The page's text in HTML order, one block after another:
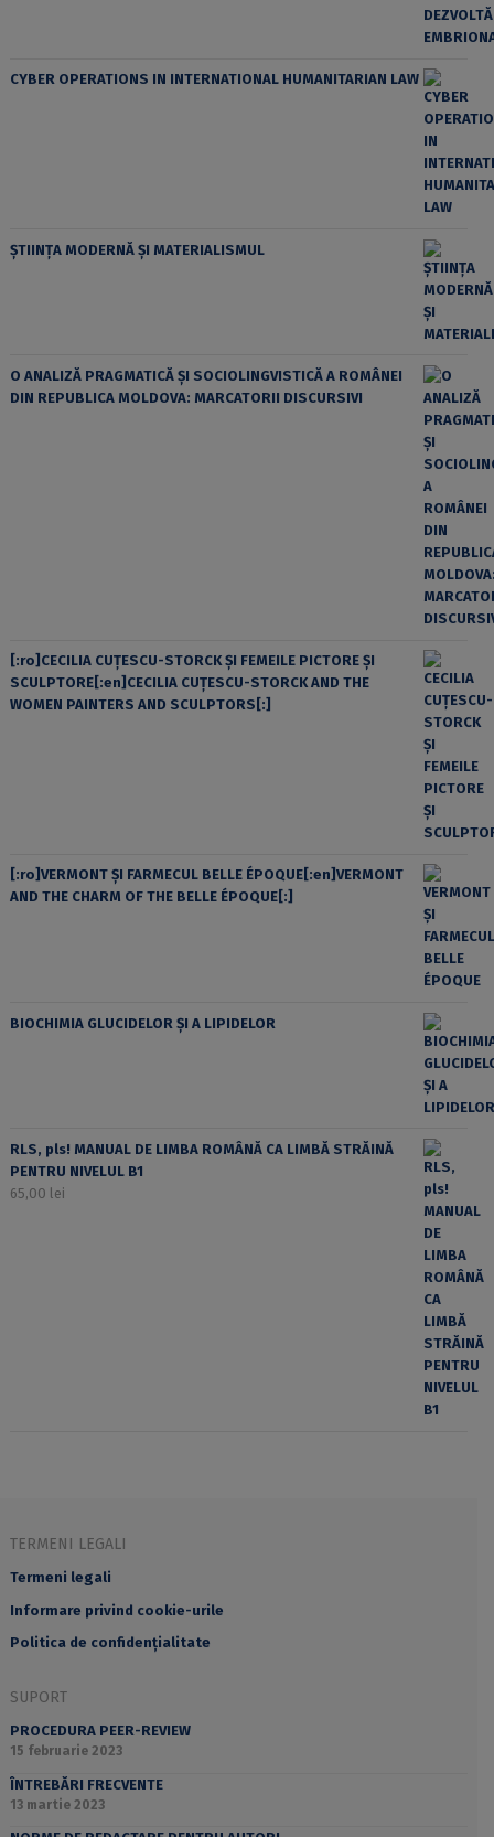
CYBER OPERATIONS IN INTERNATIONAL HUMANITARIAN LAW
ȘTIINȚA MODERNĂ ȘI MATERIALISMUL
O ANALIZĂ PRAGMATICĂ ȘI SOCIOLINGVISTICĂ A ROMÂNEI
DIN REPUBLICA MOLDOVA: MARCATORII DISCURSIVI
[:ro]CECILIA CUŢESCU-STORCK ŞI FEMEILE PICTORE ŞI
SCULPTORE[:en]CECILIA CUŢESCU-STORCK AND THE
WOMEN PAINTERS AND SCULPTORS[:]
[:ro]VERMONT ȘI FARMECUL BELLE ÉPOQUE[:en]VERMONT
AND THE CHARM OF THE BELLE ÉPOQUE[:]
BIOCHIMIA GLUCIDELOR ȘI A LIPIDELOR
RLS, pls! MANUAL DE LIMBA ROMÂNĂ CA LIMBĂ STRĂINĂ
PENTRU NIVELUL B1
65,00 lei
TERMENI LEGALI
Termeni legali
Informare privind cookie-urile
Politica de confidențialitate
SUPORT
PROCEDURA PEER-REVIEW
15 februarie 2023
ÎNTREBĂRI FRECVENTE
13 martie 2023